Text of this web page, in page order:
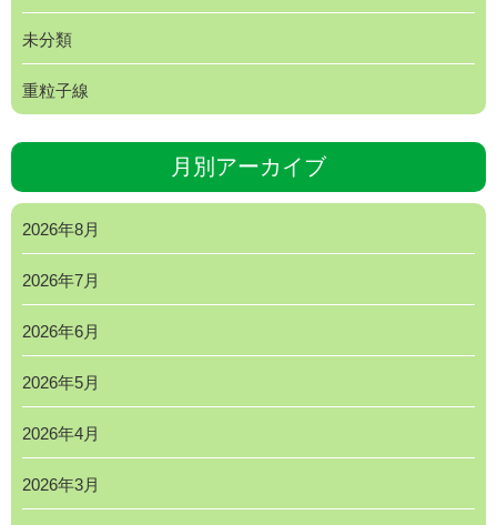
未分類
重粒子線
月別アーカイブ
2026年8月
2026年7月
2026年6月
2026年5月
2026年4月
2026年3月